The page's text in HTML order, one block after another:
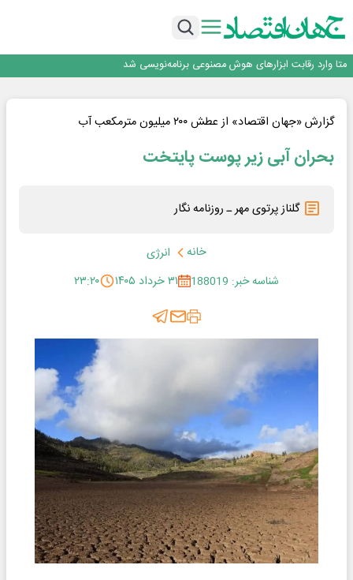
جمنای دستیار اصلی گوشی‌های اندرویدی می‌شود
متا وارد رقابت ابزارهای هوش مصنوعی برنامه‌نویسی شد
بانک تجارت، تأمین‌کننده مالی پروژه بازسازی فازهای ۴ و ۵ پارس حنوبی
جمنای دستیار اصلی گوشی‌های اندرویدی می‌شود
گزارش «جهان اقتصاد» از عطش ۲۰۰ میلیون مترمکعب آب
بحران آبی زیر پوست پایتخت
گلناز پرتوی مهر ـ روزنامه نگار
خانه
انرژی
شناسه خبر: 188019
۳۱ خرداد ۱۴۰۵ ۲۳:۲۰